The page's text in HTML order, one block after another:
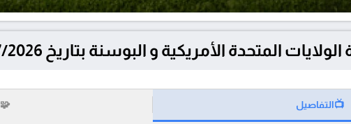
الأمريكية و البوسنة بتاريخ 2/7/2026 في كأس العالم 2026™
📺التفاصيل 🧩